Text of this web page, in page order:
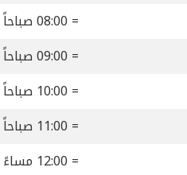
= 08:00 صباحاً
= 09:00 صباحاً
= 10:00 صباحاً
= 11:00 صباحاً
= 12:00 مساءً